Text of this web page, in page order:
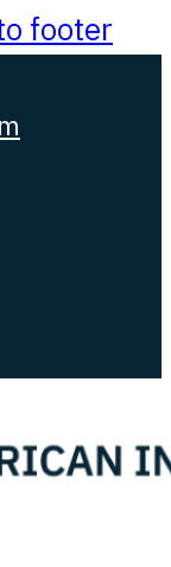
footer